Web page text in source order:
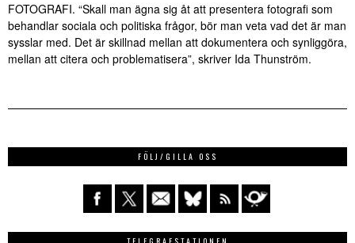
FOTOGRAFI. “Skall man ägna sig åt att presentera fotografi som
behandlar sociala och politiska frågor, bör man veta vad det är man
sysslar med. Det är skillnad mellan att dokumentera och synliggöra,
mellan att citera och problematisera”, skriver Ida Thunström.
FÖLJ/GILLA OSS